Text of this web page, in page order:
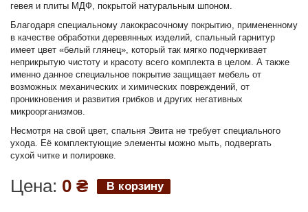
гевея и плиты МДФ, покрытой натуральным шпоном.
Благодаря специальному лакокрасочному покрытию, примененному
в качестве обработки деревянных изделий, спальный гарнитур
имеет цвет «белый глянец», который так мягко подчеркивает
неприкрытую чистоту и красоту всего комплекта в целом. А также
именно данное специальное покрытие защищает мебель от
возможных механических и химических повреждений, от
проникновения и развития грибков и других негативных
микроорганизмов.
Несмотря на свой цвет, спальня Эвита не требует специального
ухода. Её комплектующие элементы можно мыть, подвергать
сухой читке и полировке.
Цена: 0 ₴